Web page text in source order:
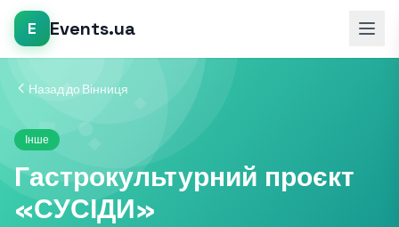
E Events.ua
Назад до Вінниця
Інше
Гастрокультурний проєкт
«СУСІДИ»